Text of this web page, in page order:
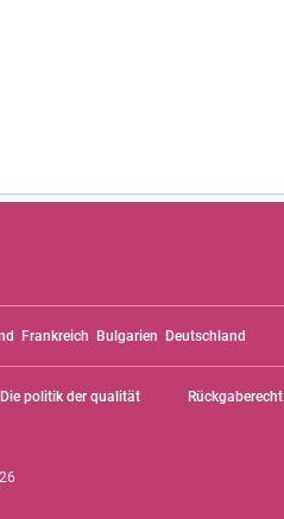
Frankreich Bulgarien Deutschland
Die politik der qualität
Rückgaberecht